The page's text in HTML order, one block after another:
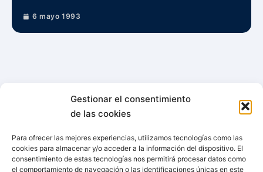
Gestionar el consentimiento
de las cookies
Para ofrecer las mejores experiencias, utilizamos tecnologías como las
cookies para almacenar y/o acceder a la información del dispositivo. El
consentimiento de estas tecnologías nos permitirá procesar datos como
el comportamiento de navegación o las identificaciones únicas en este
6 mayo 1993